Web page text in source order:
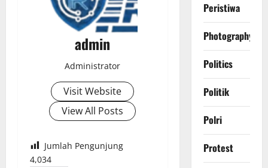
admin
Administrator
Visit Website
View All Posts
Jumlah Pengunjung
4,034
Peristiwa
Photography
Politics
Politik
Polri
Protest